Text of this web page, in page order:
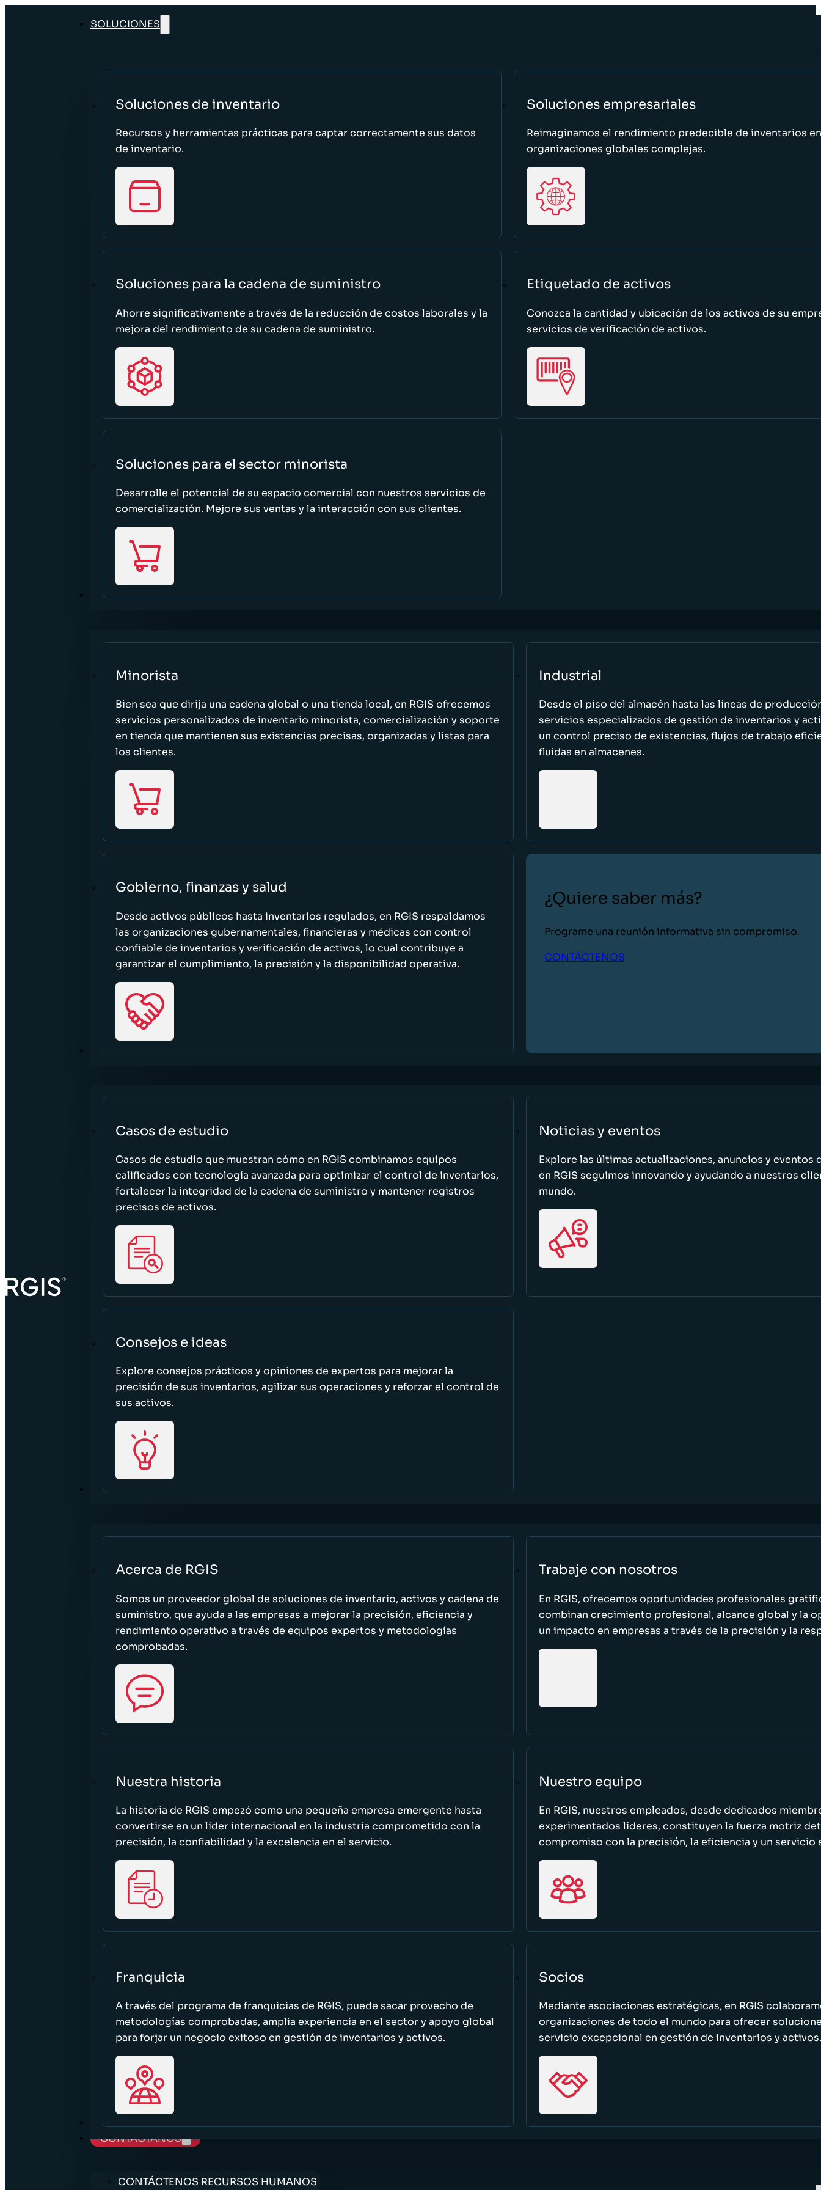
SOLUCIONES
Soluciones de inventario
Recursos y herramientas prácticas para captar correctamente sus datos
de inventario.
Soluciones empresariales
Reimaginamos el rendimiento predecible de inventarios en
organizaciones globales complejas.
Soluciones para la cadena de suministro
Ahorre significativamente a través de la reducción de costos laborales y la
mejora del rendimiento de su cadena de suministro.
Etiquetado de activos
Conozca la cantidad y ubicación de los activos de su
servicios de verificación de activos.
Soluciones para el sector minorista
Desarrolle el potencial de su espacio comercial con nuestros servicios de
comercialización. Mejore sus ventas y la interacción con sus clientes.
SECTORES
Minorista
Bien sea que dirija una cadena global o una tienda local, en RGIS ofrecemos
servicios personalizados de inventario minorista, comercialización y soporte
en tienda que mantienen sus existencias precisas, organizadas y listas para
los clientes.
Industrial
Desde el piso del almacén hasta las líneas de
servicios especializados de gestión de inventarios y
un control preciso de existencias, flujos de trabajo
fluidas en almacenes.
Gobierno, finanzas y salud
Desde activos públicos hasta inventarios regulados, en RGIS respaldamos
las organizaciones gubernamentales, financieras y médicas con control
confiable de inventarios y verificación de activos, lo cual contribuye a
garantizar el cumplimiento, la precisión y la disponibilidad operativa.
¿Quiere saber más?
Programe una reunión informativa sin compromiso.
CONTÁCTENOS
RECURSOS
Casos de estudio
Casos de estudio que muestran cómo en RGIS combinamos equipos
calificados con tecnología avanzada para optimizar el control de inventarios,
fortalecer la integridad de la cadena de suministro y mantener registros
precisos de activos.
Noticias y eventos
Explore las últimas actualizaciones, anuncios y eventos
en RGIS seguimos innovando y ayudando a nuestros
mundo.
Consejos e ideas
Explore consejos prácticos y opiniones de expertos para mejorar la
precisión de sus inventarios, agilizar sus operaciones y reforzar el control de
sus activos.
ACERCA DE
Acerca de RGIS
Somos un proveedor global de soluciones de inventario, activos y cadena de
suministro, que ayuda a las empresas a mejorar la precisión, eficiencia y
rendimiento operativo a través de equipos expertos y metodologías
comprobadas.
Trabaje con nosotros
En RGIS, ofrecemos oportunidades profesionales
combinan crecimiento profesional, alcance global y la
un impacto en empresas a través de la precisión y la
Nuestra historia
La historia de RGIS empezó como una pequeña empresa emergente hasta
convertirse en un líder internacional en la industria comprometido con la
precisión, la confiabilidad y la excelencia en el servicio.
Nuestro equipo
En RGIS, nuestros empleados, desde dedicados
experimentados líderes, constituyen la fuerza motriz
compromiso con la precisión, la eficiencia y un servicio
Franquicia
A través del programa de franquicias de RGIS, puede sacar provecho de
metodologías comprobadas, amplia experiencia en el sector y apoyo global
para forjar un negocio exitoso en gestión de inventarios y activos.
Socios
Mediante asociaciones estratégicas, en RGIS
organizaciones de todo el mundo para ofrecer
servicio excepcional en gestión de inventarios y activos.
TRABAJE CON NOSOTROS
CONTÁCTANOS
CONTÁCTENOS RECURSOS HUMANOS